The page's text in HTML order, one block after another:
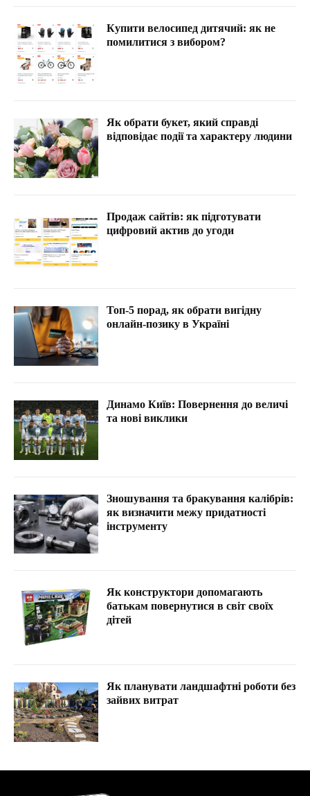
Купити велосипед дитячий: як не
помилитися з вибором?
Як обрати букет, який справді
відповідає події та характеру людини
Продаж сайтів: як підготувати
цифровий актив до угоди
Топ-5 порад, як обрати вигідну
онлайн-позику в Україні
Динамо Київ: Повернення до величі
та нові виклики
Зношування та бракування калібрів:
як визначити межу придатності
інструменту
Як конструктори допомагають
батькам повернутися в світ своїх
дітей
Як планувати ландшафтні роботи без
зайвих витрат